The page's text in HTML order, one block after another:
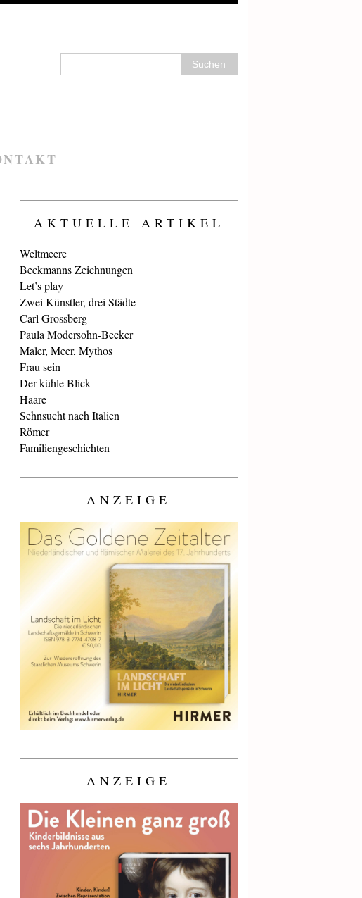
AKTUELLE ARTIKEL
Weltmeere
Beckmanns Zeichnungen
Let’s play
Zwei Künstler, drei Städte
Carl Grossberg
Paula Modersohn-Becker
Maler, Meer, Mythos
Frau sein
Der kühle Blick
Haare
Sehnsucht nach Italien
Römer
Familiengeschichten
ANZEIGE
ANZEIGE